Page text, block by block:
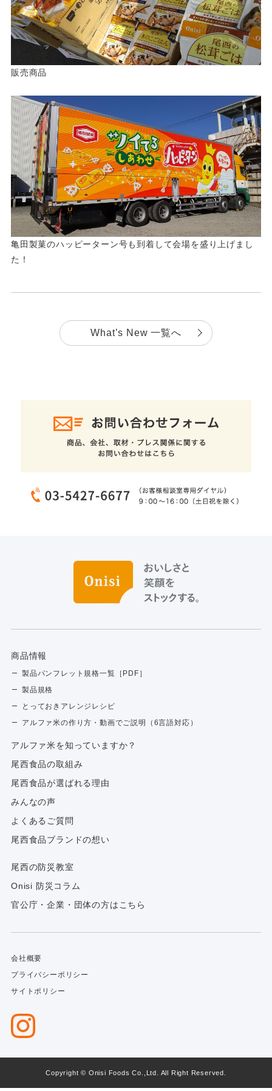
販売商品
亀田製菓のハッピーターン号も到着して会場を盛り上げまし
た！
What’s New 一覧へ
商品情報
製品パンフレット規格一覧［PDF］
製品規格
とっておきアレンジレシピ
アルファ米の作り方・動画でご説明（6言語対応）
アルファ⽶を知っていますか？
尾西食品の取組み
尾西食品が選ばれる理由
みんなの声
よくあるご質問
尾西食品ブランドの想い
尾西の防災教室
Onisi 防災コラム
官公庁・企業・団体の方はこちら
会社概要
プライバシーポリシー
サイトポリシー
Copyright © Onisi Foods Co.,Ltd. All Right Reserved.